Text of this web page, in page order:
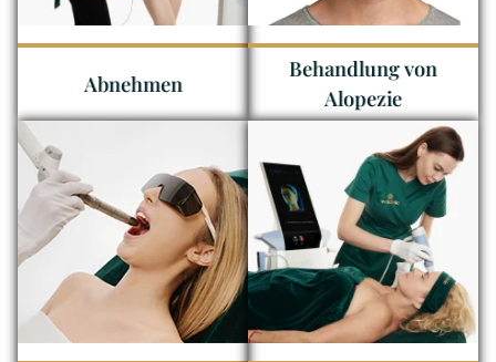
Abnehmen
Behandlung von
Alopezie